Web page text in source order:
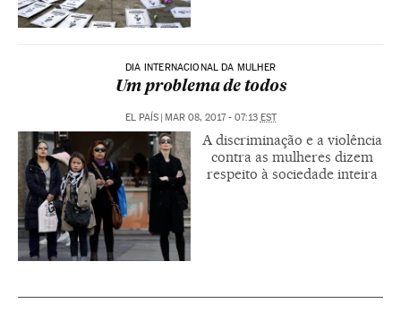
DIA INTERNACIONAL DA MULHER
Um problema de todos
EL PAÍS MAR 08, 2017 - 07:13 EST
A discriminação e a violência
contra as mulheres dizem
respeito à sociedade inteira